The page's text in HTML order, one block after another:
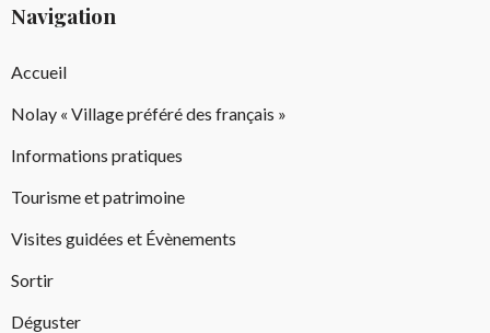
Navigation
Accueil
Nolay « Village préféré des français »
Informations pratiques
Tourisme et patrimoine
Visites guidées et Évènements
Sortir
Déguster